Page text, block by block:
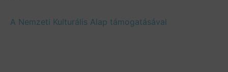
A Nemzeti Kulturális Alap támogatásával